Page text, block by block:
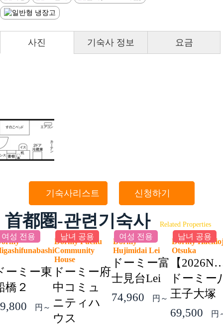
사진 기숙사 정보 요금
기숙사리스트 신청하기
首都圏-관련기숙사 Related Properties
여성 전용
ーミー東
橋２
円～
남녀 공용
Dormy Fuchu
Community
House
ドーミー府
中コミュ
ニティハ
ウス
여성 전용
Dormy
Hujimidai Lei
ドーミー富
士見台Lei
74,960
円～
남녀 공용
Dormy
Otsuka
【
ドーミー
王子大塚
69,500
円